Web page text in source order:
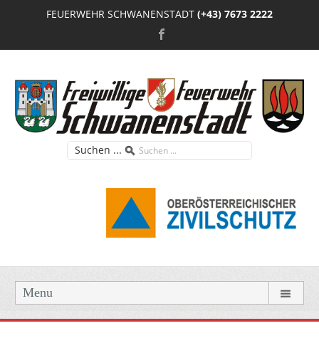
FEUERWEHR SCHWANENSTADT (+43) 7673 2222
Suchen ...
Menu